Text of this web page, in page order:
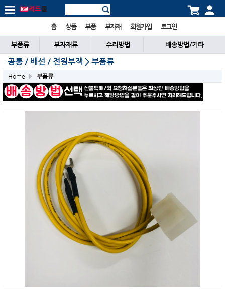
홈 상품 부품 부자재 회원가입 로그인
부품류 부자재류 수리방법 배송방법/기타
공통／배선／전원부잭 > 부품류
Home 부품류